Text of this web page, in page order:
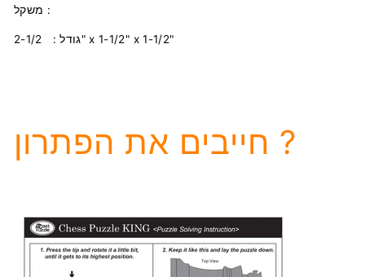
משקל :
גודל : 2-1/2" x 1-1/2" x 1-1/2"
חייבים את הפתרון ?